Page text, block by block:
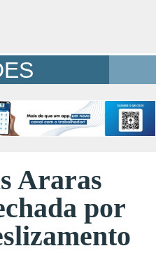
Araras
por